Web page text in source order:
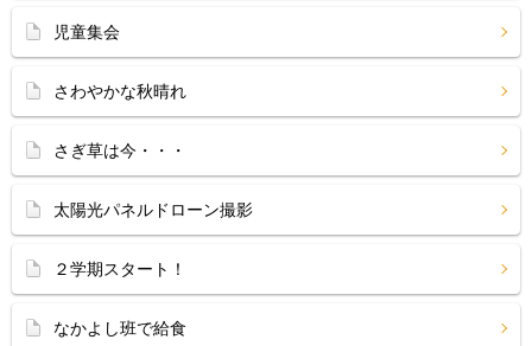
児童集会
さわやかな秋晴れ
さぎ草は今・・・
太陽光パネルドローン撮影
２学期スタート！
なかよし班で給食